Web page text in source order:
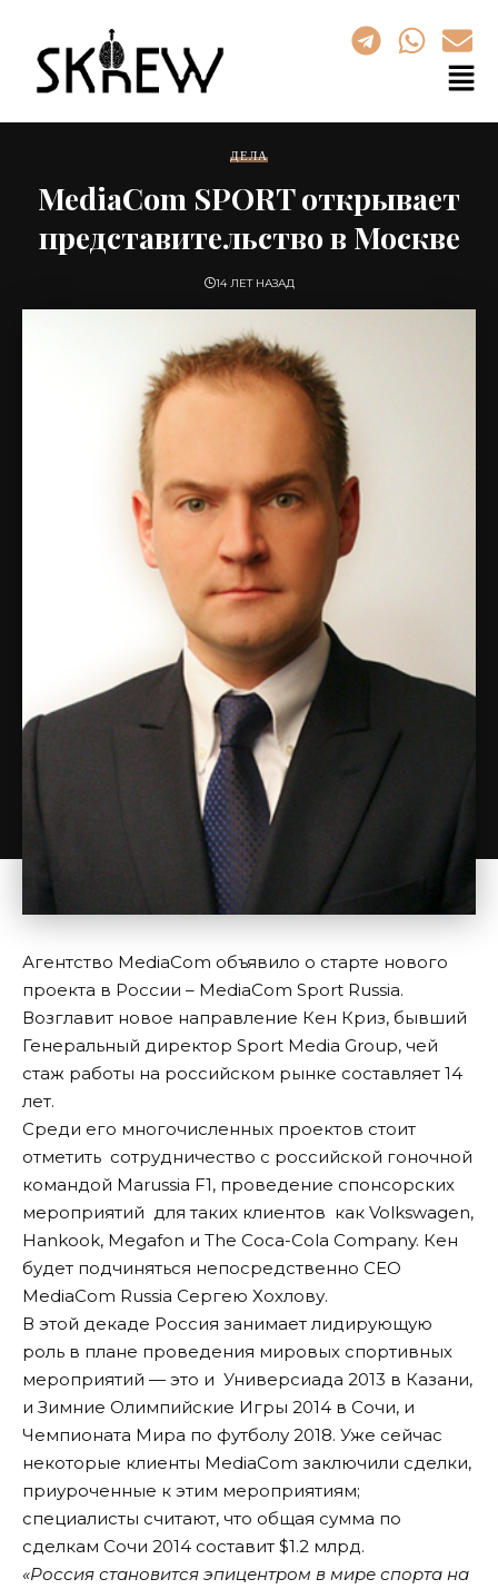
ДЕЛА
MediaCom SPORT открывает
представительство в Москве
14 ЛЕТ НАЗАД
Агентство MediaCom объявило о старте нового
проекта в России – MediaCom Sport Russia.
Возглавит новое направление Кен Криз, бывший
Генеральный директор Sport Media Group, чей
стаж работы на российском рынке составляет 14
лет.
Среди его многочисленных проектов стоит
отметить сотрудничество с российской гоночной
командой Marussia F1, проведение спонсорских
мероприятий для таких клиентов как Volkswagen,
Hankook, Megafon и The Coca-Cola Company. Кен
будет подчиняться непосредственно CEO
MediaCom Russia Сергею Хохлову.
В этой декаде Россия занимает лидирующую
роль в плане проведения мировых спортивных
мероприятий — это и Универсиада 2013 в Казани,
и Зимние Олимпийские Игры 2014 в Сочи, и
Чемпионата Мира по футболу 2018. Уже сейчас
некоторые клиенты MediaCom заключили сделки,
приуроченные к этим мероприятиям;
специалисты считают, что общая сумма по
сделкам Сочи 2014 составит $1.2 млрд.
«Россия становится эпицентром в мире спорта на